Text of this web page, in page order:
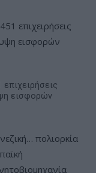
εισφορών